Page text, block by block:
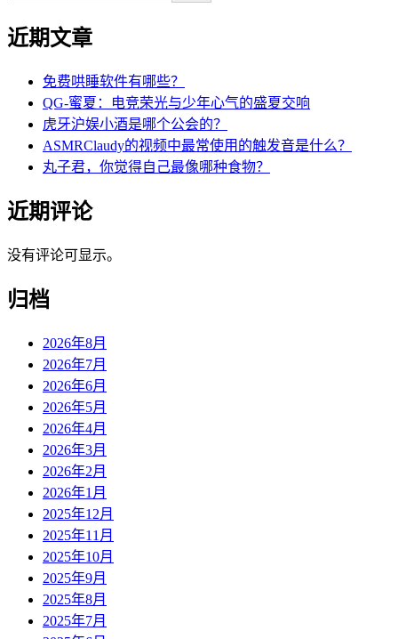
近期文章
免费哄睡软件有哪些？
QG-蜜夏：电竞荣光与少年心气的盛夏交响
虎牙沪娱小酒是哪个公会的？
ASMRClaudy的视频中最常使用的触发音是什么？
丸子君，你觉得自己最像哪种食物？
近期评论
没有评论可显示。
归档
2026年8月
2026年7月
2026年6月
2026年5月
2026年4月
2026年3月
2026年2月
2026年1月
2025年12月
2025年11月
2025年10月
2025年9月
2025年8月
2025年7月